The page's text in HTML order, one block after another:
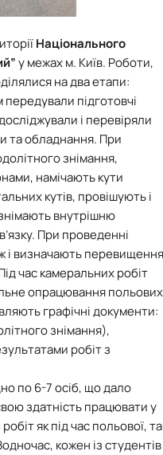
Національного
у межах м. Київ. Роботи,
на два етапи:
підготовчі
і перевіряли
та обладнання. При
знімання,
намічають кути
кутів, провішують і
внутрішню
При проведенні
і визначають перевищення
час камеральних робіт
опрацювання польових
графічні документи:
знімання),
робіт з
по 6-7 осіб, що дало
здатність працювати у
як під час польової,
кожен із студентів